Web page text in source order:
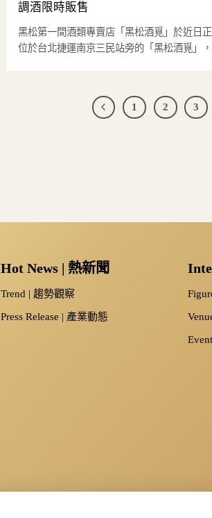
調酒限時販售
黑松第一間酒類專賣店「黑松酒覓」於近日正
位於台北捷運南京三民站旁的「黑松酒覓」，
1 2 3
Hot News | 熱新聞
Trend | 趨勢觀察
Press Release | 產業動態